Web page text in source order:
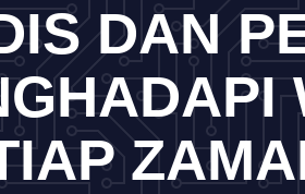
DAN